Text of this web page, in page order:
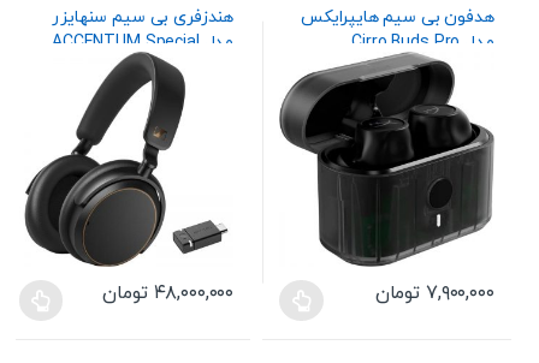
هندزفری بی سیم سنهایزر
مدل ACCENTUM Special
۴۸,۰۰۰,۰۰۰ تومان
هدفون بی سیم هایپرایکس
مدل Cirro Buds Pro
۷,۹۰۰,۰۰۰ تومان